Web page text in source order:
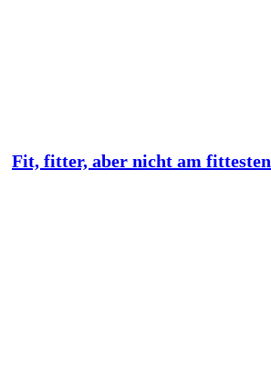
Fit, fitter, aber nicht am fittesten